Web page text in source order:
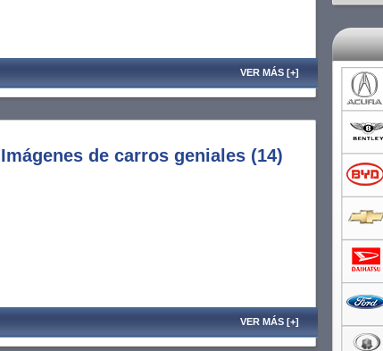
VER MÁS [+]
Imágenes de carros geniales (14)
VER MÁS [+]